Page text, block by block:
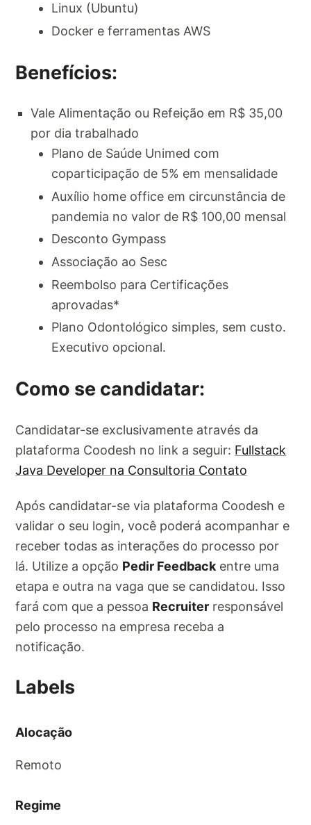
Linux (Ubuntu)
Docker e ferramentas AWS
Benefícios:
Vale Alimentação ou Refeição em R$ 35,00
por dia trabalhado
Plano de Saúde Unimed com
coparticipação de 5% em mensalidade
Auxílio home office em circunstância de
pandemia no valor de R$ 100,00 mensal
Desconto Gympass
Associação ao Sesc
Reembolso para Certificações
aprovadas*
Plano Odontológico simples, sem custo.
Executivo opcional.
Como se candidatar:
Candidatar-se exclusivamente através da
plataforma Coodesh no link a seguir: Fullstack
Java Developer na Consultoria Contato
Após candidatar-se via plataforma Coodesh e
validar o seu login, você poderá acompanhar e
receber todas as interações do processo por
lá. Utilize a opção Pedir Feedback entre uma
etapa e outra na vaga que se candidatou. Isso
fará com que a pessoa Recruiter responsável
pelo processo na empresa receba a
notificação.
Labels
Alocação
Remoto
Regime